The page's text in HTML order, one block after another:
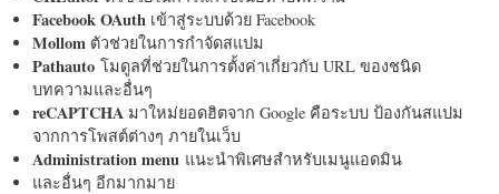
Facebook OAuth เข้าสู่ระบบด้วย Facebook
Mollom ตัวช่วยในการกำจัดสแปม
Pathauto โมดูลที่ช่วยในการตั้งค่าเกี่ยวกับ URL ของชนิด
บทความและอื่นๆ
reCAPTCHA มาใหม่ยอดฮิตจาก Google คือระบบ ป้องกันสแปม
จากการโพสต์ต่างๆ ภายในเว็บ
Administration menu แนะนำพิเศษสำหรับเมนูแอดมิน
และอื่นๆ อีกมากมาย